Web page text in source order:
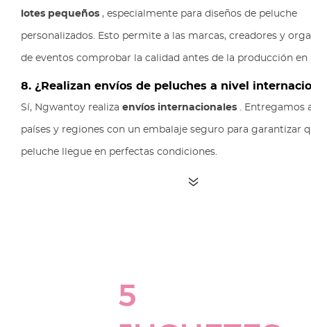
lotes pequeños , especialmente para diseños de peluche
personalizados. Esto permite a las marcas, creadores y
de eventos comprobar la calidad antes de la producción en
8. ¿Realizan envíos de peluches a nivel
Sí, Ngwantoy realiza envíos internacionales . Entregamos
países y regiones con un embalaje seguro para garantizar
peluche llegue en perfectas condiciones.
5